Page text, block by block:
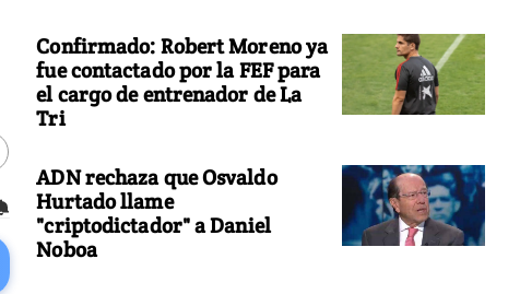
Confirmado: Robert Moreno ya
fue contactado por la FEF para
el cargo de entrenador de La
Tri
ADN rechaza que Osvaldo
Hurtado llame
"criptodictador" a Daniel
Noboa